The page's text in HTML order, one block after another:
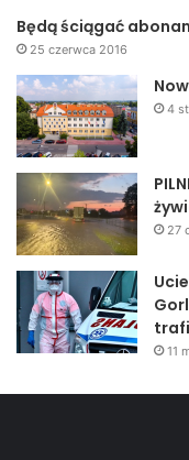
Będą ściągać
25 czerwca 2016
4
27
11